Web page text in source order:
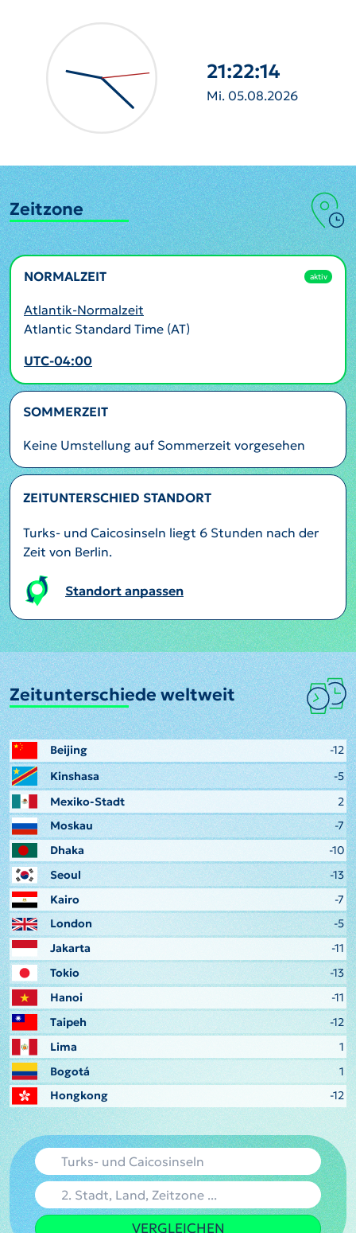
21:22:15
Mi. 05.08.2026
Zeitzone
NORMALZEIT aktiv
Atlantik-Normalzeit
Atlantic Standard Time (AT)
UTC-04:00
SOMMERZEIT
Keine Umstellung auf Sommerzeit vorgesehen
ZEITUNTERSCHIED STANDORT
Turks- und Caicosinseln liegt 6 Stunden nach der
Zeit von Berlin.
Standort anpassen
Zeitunterschiede weltweit
Beijing
-12
Kinshasa
-5
Mexiko-Stadt
2
Moskau
-7
Dhaka
-10
Seoul
-13
Kairo
-7
London
-5
Jakarta
-11
Tokio
-13
Hanoi
-11
Taipeh
-12
Lima
1
Bogotá
1
Hongkong
-12
VERGLEICHEN